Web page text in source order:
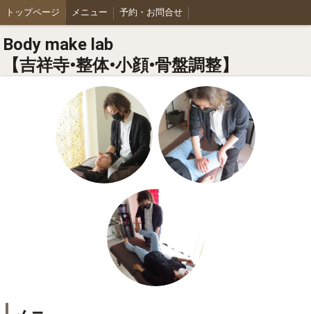
トップページ メニュー 予約・お問合せ
Body make lab
【吉祥寺•整体•小顔•骨盤調整】